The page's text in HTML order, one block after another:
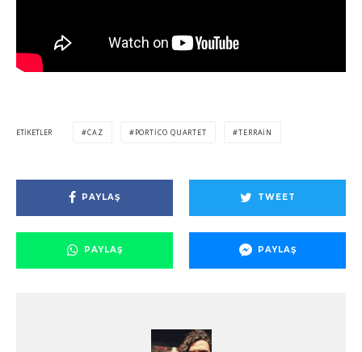
ETIKETLER CAZ PORTICO QUARTET TERRAIN
PAYLAŞ TWEET
PAYLAŞ PAYLAŞ